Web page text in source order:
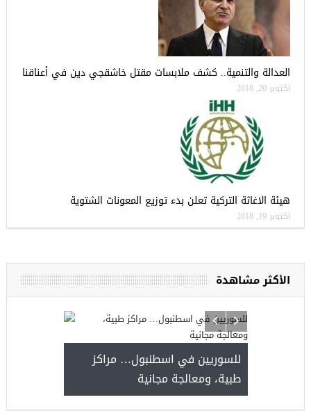
العدالة والتنمية.. كشف ملابسات مقتل خاشقجي دين في أعناقنا
أكتوبر 20, 2018
هيئة الاغاثة التركية تعلن بدء توزيع المعونات الشتوية
أكتوبر 19, 2018
الأكثر مشاهدة
للسوريين في اسطنبول… مراكز
طبية، ومعالجة مجانية